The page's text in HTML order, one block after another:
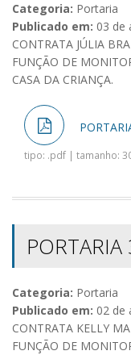
Categoria: Portaria
Publicado em: 03 de
CONTRATA JÚLIA
FUNÇÃO DE
CASA DA CRIANÇA.
tipo: .pdf | tamanho:
Categoria: Portaria
Publicado em: 02 de
CONTRATA KELLY
FUNÇÃO DE